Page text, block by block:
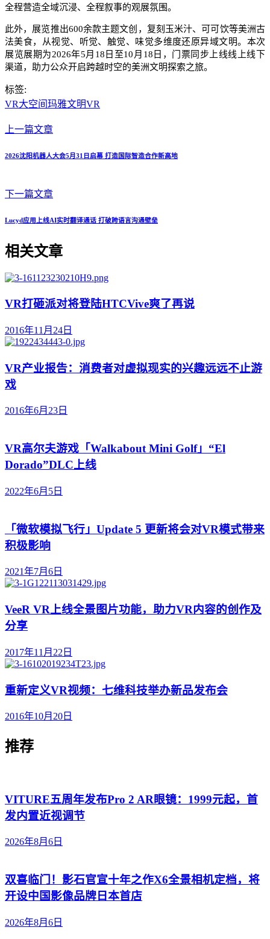
全程营造全域沉浸、全程叙事的观展氛围。
此外，展览推出600余款主题文创，复刻玉米汁、可可饮等美洲古
法美食，从视觉、听觉、触觉、味觉多维度还原异域文明。本次
展览展期为2026年5月18日至10月18日，门票同步上线线上线下
渠道，助力公众开启跨越时空的美洲文明探索之旅。
标签:
VR大空间玛雅文明VR
上一篇文章
2026沈阳机器人大会5月31日启幕 打造国际智造合作新高地
下一篇文章
Lucyd应用上线AI实时翻译通话 打破跨语言沟通壁垒
相关文章
VR打砸派对将登陆HTCVive爽了再说
2016年11月24日
VR产业报告：消费者对虚拟现实的兴趣远远不止游
戏
2016年6月23日
VR高尔夫游戏「Walkabout Mini Golf」“El
Dorado”DLC上线
2022年6月5日
「微软模拟飞行」Update 5 更新将会对VR模式带来
积极影响
2021年7月6日
VeeR VR上线全景图片功能，助力VR内容的创作及
分享
2017年11月22日
重新定义VR视频：七维科技举办新品发布会
2016年10月20日
推荐
VITURE五周年发布Pro 2 AR眼镜：1999元起，首
发内置近视调节
2026年8月6日
双喜临门！影石官宣十年之作X6全景相机定档，将
开设中国影像品牌日本首店
2026年8月6日